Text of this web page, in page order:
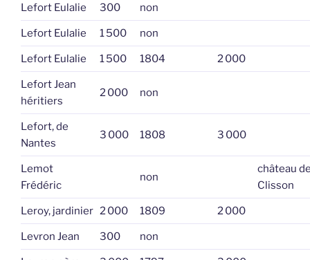
Lefort Eulalie 300 non
Lefort Eulalie 1 500 non
Lefort Eulalie 1 500 1804 2 000
Lefort Jean
héritiers
2 000 non
Lefort, de
Nantes
3 000 1808 3 000
Lemot
Frédéric
non
château
Clisson
Leroy, jardinier 2 000 1809 2 000
Levron Jean 300 non